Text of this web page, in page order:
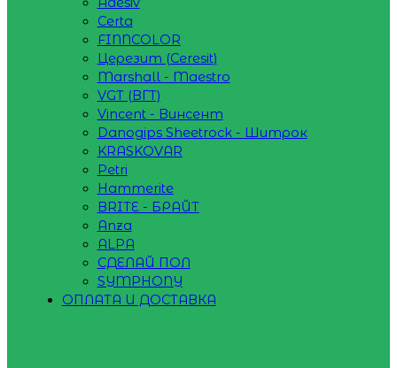
Certa
FINNCOLOR
Церезит (Ceresit)
Marshall - Maestro
VGT (ВГТ)
Vincent - Винсент
Danogips Sheetrock - Шитрок
KRASKOVAR
Petri
Hammerite
BRITE - БРАЙТ
Anza
ALPA
СДЕЛАЙ ПОЛ
SYMPHONY
ОПЛАТА И ДОСТАВКА